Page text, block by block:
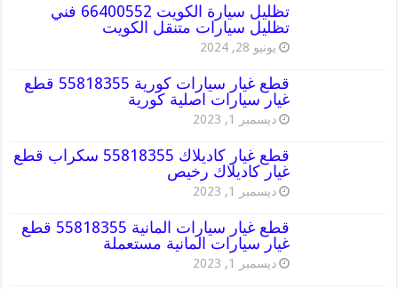
تظليل سيارة الكويت 66400552 فني
تظليل سيارات متنقل الكويت
يونيو 28, 2024
قطع غيار سيارات كورية 55818355 قطع
غيار سيارات اصلية كورية
ديسمبر 1, 2023
قطع غيار كاديلاك 55818355 سكراب قطع
غيار كاديلاك رخيص
ديسمبر 1, 2023
قطع غيار سيارات المانية 55818355 قطع
غيار سيارات المانية مستعملة
ديسمبر 1, 2023